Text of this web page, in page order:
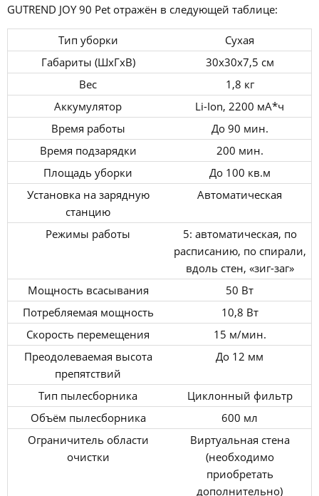
GUTREND JOY 90 Pet отражён в следующей таблице:
Тип уборки
Сухая
Габариты (ШхГхВ)
30х30х7,5 см
Вес
1,8 кг
Аккумулятор
Li-Ion, 2200 мА*ч
Время работы
До 90 мин.
Время подзарядки
200 мин.
Площадь уборки
До 100 кв.м
Установка на зарядную
станцию
Автоматическая
Режимы работы
5: автоматическая, по
расписанию, по спирали,
вдоль стен, «зиг-заг»
Мощность всасывания
50 Вт
Потребляемая мощность
10,8 Вт
Скорость перемещения
15 м/мин.
Преодолеваемая высота
препятствий
До 12 мм
Тип пылесборника
Циклонный фильтр
Объём пылесборника
600 мл
Ограничитель области
очистки
Виртуальная стена
(необходимо
приобретать
дополнительно)